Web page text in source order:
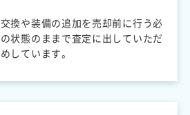
換や装備の追加を売却前に行う必
状態のままで査定に出していただ
しています。